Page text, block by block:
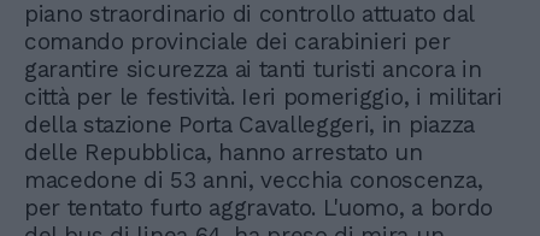
piano straordinario di controllo attuato dal
comando provinciale dei carabinieri per
garantire sicurezza ai tanti turisti ancora in
città per le festività. Ieri pomeriggio, i militari
della stazione Porta Cavalleggeri, in piazza
delle Repubblica, hanno arrestato un
macedone di 53 anni, vecchia conoscenza,
per tentato furto aggravato. L'uomo, a bordo